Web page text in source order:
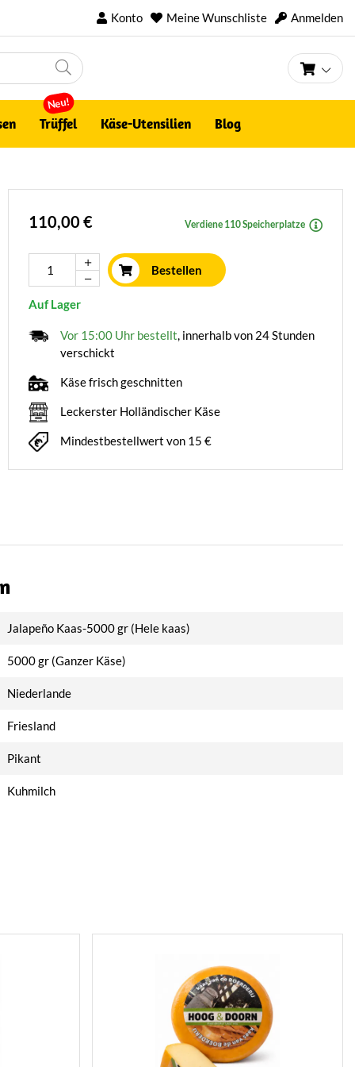
Konto Meine Wunschliste Anmelden
Mein
Trüffel
Neu!
Käse-Utensilien Blog
110,00 € Verdiene 110 Speicherplatze
Bestellen
Auf Lager
Vor 15:00 Uhr bestellt, innerhalb von 24 Stunden
verschickt
Käse frisch geschnitten
Leckerster Holländischer Käse
Mindestbestellwert von 15 €
Jalapeño Kaas-5000 gr (Hele kaas)
5000 gr (Ganzer Käse)
Niederlande
Friesland
Pikant
Kuhmilch